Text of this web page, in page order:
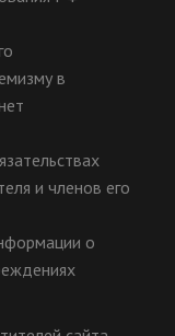
в
и членов его
о